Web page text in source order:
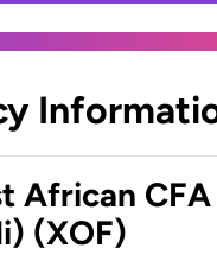
African
(XOF)